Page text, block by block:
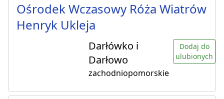
Ośrodek Wczasowy Róża Wiatrów
Henryk Ukleja
Darłówko i
Darłowo
zachodniopomorskie
Dodaj do
ulubionych